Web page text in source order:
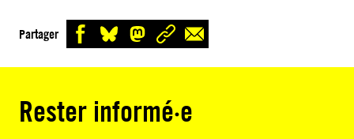
Partager
Rester informé·e